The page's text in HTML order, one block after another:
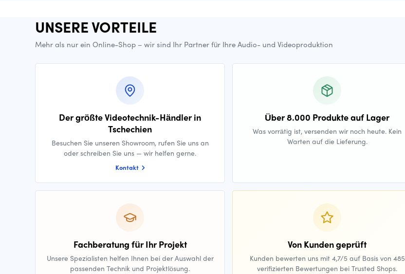
UNSERE VORTEILE
Mehr als nur ein Online-Shop – wir sind Ihr Partner für Ihre Audio- und Videoproduktion
Der größte Videotechnik-Händler in
Tschechien
Besuchen Sie unseren Showroom, rufen Sie uns an
oder schreiben Sie uns — wir helfen gerne.
Kontakt
Über 8.000 Produkte auf Lager
Was vorrätig ist, versenden wir noch heute. Kein
Warten auf die Lieferung.
Fachberatung für Ihr Projekt
Unsere Spezialisten helfen Ihnen bei der Auswahl der
passenden Technik und Projektlösung.
Von Kunden geprüft
Kunden bewerten uns mit 4,7/5 auf Basis von 485
verifizierten Bewertungen bei Trusted Shops.